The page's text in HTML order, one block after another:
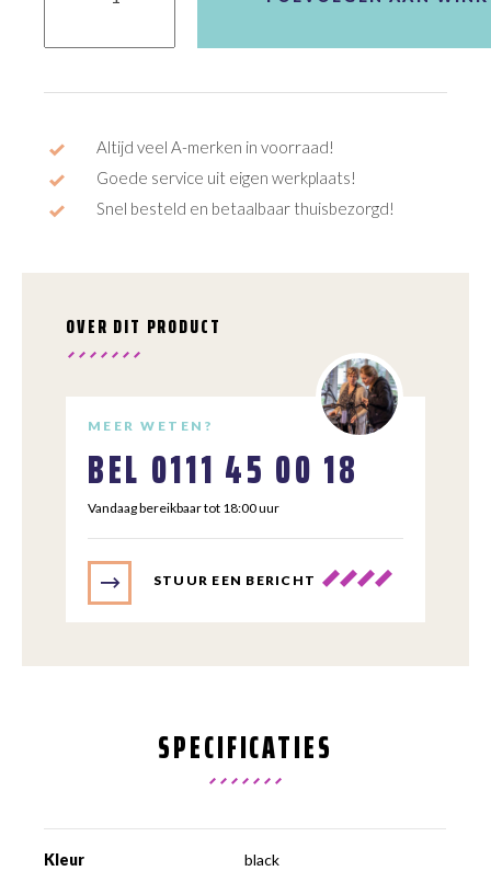
Altijd veel A-merken in voorraad!
Goede service uit eigen werkplaats!
Snel besteld en betaalbaar thuisbezorgd!
OVER DIT PRODUCT
MEER WETEN?
BEL 0111 45 00 18
Vandaag bereikbaar tot 18:00 uur
STUUR EEN BERICHT
SPECIFICATIES
Kleur black